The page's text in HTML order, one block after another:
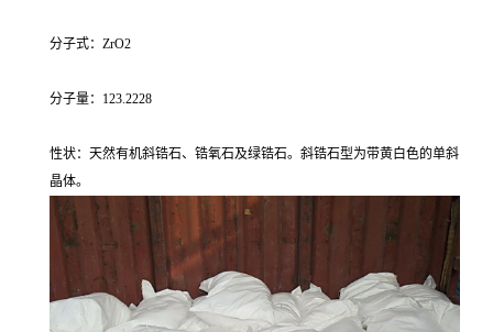
分子式：ZrO2
分子量：123.2228
性状：天然有机斜锆石、锆氧石及绿锆石。斜锆石型为带黄白色的单斜
晶体。